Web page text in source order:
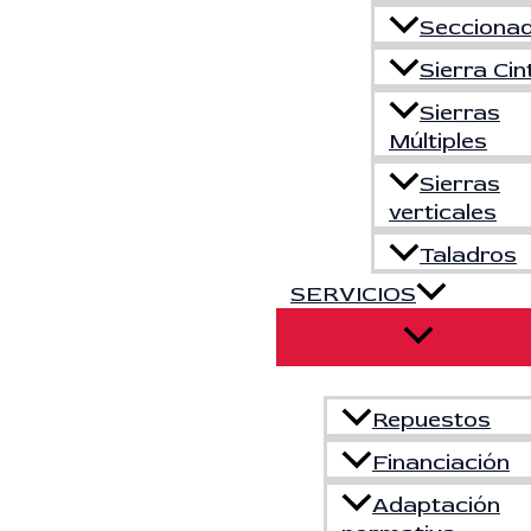
Sierra
Sierras
Múltiples
Sierras
verticales
Taladros
SERVICIOS
Repuestos
Financiación
Adaptación